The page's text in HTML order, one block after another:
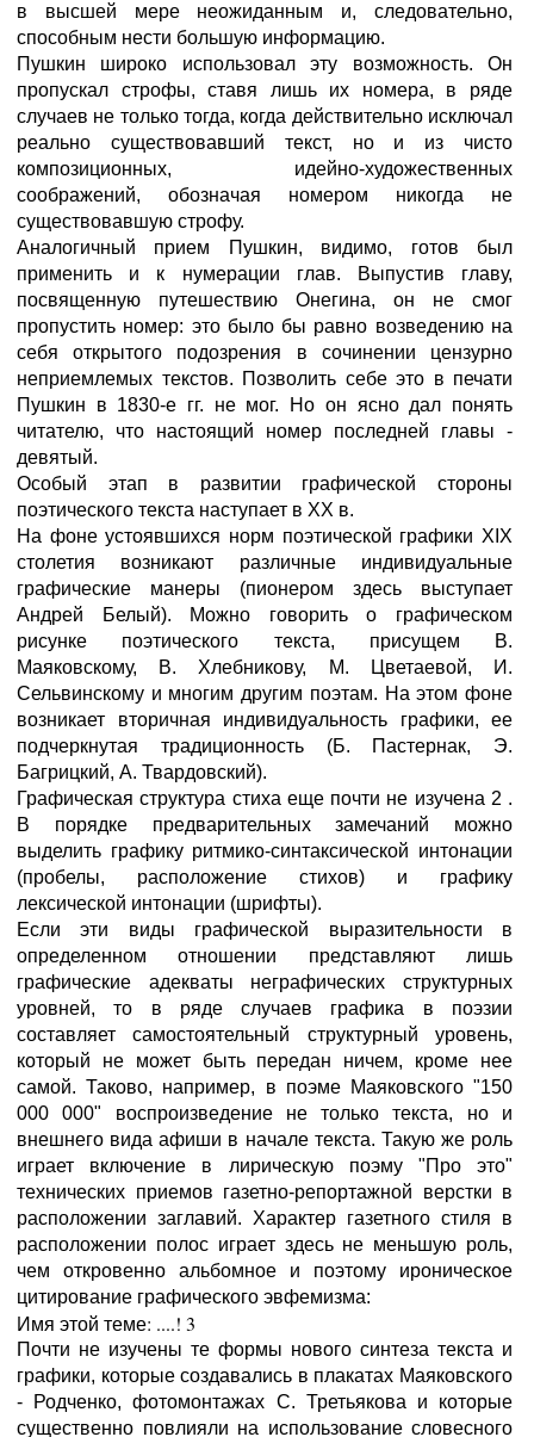
в высшей мере неожиданным и, следовательно,
способным нести большую информацию.
Пушкин широко использовал эту возможность. Он
пропускал строфы, ставя лишь их номера, в ряде
случаев не только тогда, когда действительно исключал
реально существовавший текст, но и из чисто
композиционных, идейно-художественных
соображений, обозначая номером никогда не
существовавшую строфу.
Аналогичный прием Пушкин, видимо, готов был
применить и к нумерации глав. Выпустив главу,
посвященную путешествию Онегина, он не смог
пропустить номер: это было бы равно возведению на
себя открытого подозрения в сочинении цензурно
неприемлемых текстов. Позволить себе это в печати
Пушкин в 1830-е гг. не мог. Но он ясно дал понять
читателю, что настоящий номер последней главы -
девятый.
Особый этап в развитии графической стороны
поэтического текста наступает в XX в.
На фоне устоявшихся норм поэтической графики XIX
столетия возникают различные индивидуальные
графические манеры (пионером здесь выступает
Андрей Белый). Можно говорить о графическом
рисунке поэтического текста, присущем В.
Маяковскому, В. Хлебникову, М. Цветаевой, И.
Сельвинскому и многим другим поэтам. На этом фоне
возникает вторичная индивидуальность графики, ее
подчеркнутая традиционность (Б. Пастернак, Э.
Багрицкий, А. Твардовский).
Графическая структура стиха еще почти не изучена 2 .
В порядке предварительных замечаний можно
выделить графику ритмико-синтаксической интонации
(пробелы, расположение стихов) и графику
лексической интонации (шрифты).
Если эти виды графической выразительности в
определенном отношении представляют лишь
графические адекваты неграфических структурных
уровней, то в ряде случаев графика в поэзии
составляет самостоятельный структурный уровень,
который не может быть передан ничем, кроме нее
самой. Таково, например, в поэме Маяковского "150
000 000" воспроизведение не только текста, но и
внешнего вида афиши в начале текста. Такую же роль
играет включение в лирическую поэму "Про это"
технических приемов газетно-репортажной верстки в
расположении заглавий. Характер газетного стиля в
расположении полос играет здесь не меньшую роль,
чем откровенно альбомное и поэтому ироническое
цитирование графического эвфемизма:
Имя этой теме: ....! 3
Почти не изучены те формы нового синтеза текста и
графики, которые создавались в плакатах Маяковского
- Родченко, фотомонтажах С. Третьякова и которые
существенно повлияли на использование словесного